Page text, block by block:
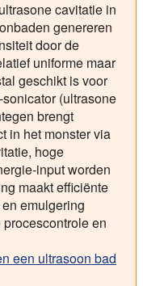
cavitatie in
genereren
door de
uniforme maar
geschikt is voor
(ultrasone
brengt
in het monster via
hoge
input worden
maakt efficiënte
emulgering
en
een ultrasoon bad